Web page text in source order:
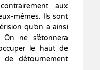
aux
mêmes. Ils sont
qu’on a ainsi
ne s’étonnera
le haut de
de détournement